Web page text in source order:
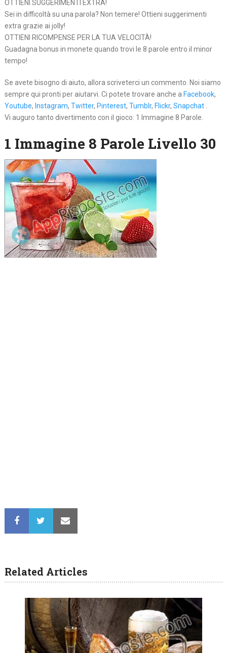
OTTIENI SUGGERIMENTI EXTRA!
Sei in difficoltà su una parola? Non temere! Ottieni suggerimenti
extra grazie ai jolly!
OTTIENI RICOMPENSE PER LA TUA VELOCITÀ!
Guadagna bonus in monete quando trovi le 8 parole entro il minor
tempo!
Se avete bisogno di aiuto, allora scriveterci un commento. Noi siamo
sempre qui pronti per aiutarvi. Ci potete trovare anche a Facebook,
Youtube, Instagram, Twitter, Pinterest, Tumblr, Flickr, Snapchat.
Vi auguro tanto divertimento con il gioco: 1 Immagine 8 Parole.
1 Immagine 8 Parole Livello 30
Related Articles